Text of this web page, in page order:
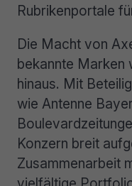
Rubrikenportale
Die Macht von
bekannte Marken
hinaus. Mit
wie Antenne
Konzern breit
Zusammenarbeit